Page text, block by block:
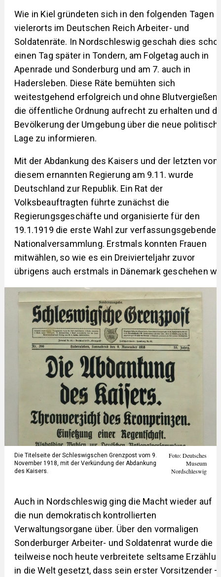
Wie in Kiel gründeten sich in den folgenden Tagen
vielerorts im Deutschen Reich Arbeiter- und
Soldatenräte. In Nordschleswig geschah dies
einen Tag später in Tondern, am Folgetag auch in
Apenrade und Sonderburg und am 7. auch in
Hadersleben. Diese Räte bemühten sich
weitestgehend erfolgreich und ohne Blutvergießen,
die öffentliche Ordnung aufrecht zu erhalten und
Bevölkerung der Umgebung über die neue
Lage zu informieren.
Mit der Abdankung des Kaisers und der letzten von
diesem ernannten Regierung am 9.11. wurde
Deutschland zur Republik. Ein Rat der
Volksbeauftragten führte zunächst die
Regierungsgeschäfte und organisierte für den
19.1.1919 die erste Wahl zur verfassungsgebenden
Nationalversammlung. Erstmals konnten Frauen
mitwählen, so wie es ein Dreivierteljahr zuvor
übrigens auch erstmals in Dänemark geschehen
Die Titelseite der Schleswigschen Grenzpost vom 9.
November 1918, mit der Verkündung der Abdankung
des Kaisers.
Foto: Deutsches
Museum
Nordschleswig
Auch in Nordschleswig ging die Macht wieder auf
die nun demokratisch kontrollierten
Verwaltungsorgane über. Über den vormaligen
Sonderburger Arbeiter- und Soldatenrat wurde die
teilweise noch heute verbreitete seltsame
in die Welt gesetzt, dass sein erster Vorsitzender –